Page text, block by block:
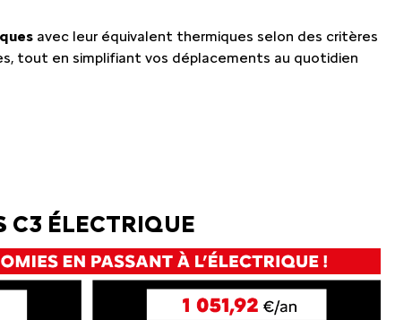
CONTACTEZ UN CONSEILLER
avec leur équivalent thermiques selon des critères
tout en simplifiant vos déplacements au quotidien
C3 ÉLECTRIQUE